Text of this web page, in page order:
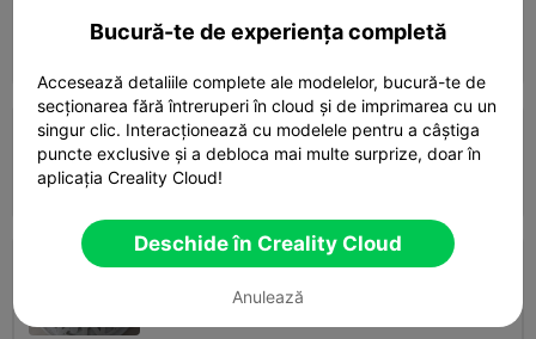
58m 01s 1 plates 
0.2mm layer, 6 walls, 100% infill
 01h 19m
0.2mm layer, 2 walls, 15 infill
Bucură-te de experiența completă
Accesează detaliile complete ale modelelor, bucură-te de
secționarea fără întreruperi în cloud și de imprimarea cu un
singur clic. Interacționează cu modelele pentru a câștiga
puncte exclusive și a debloca mai multe surprize, doar în
aplicația Creality Cloud!
Deschide în Creality Cloud
Anulează